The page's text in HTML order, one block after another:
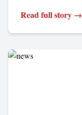
Read full story →